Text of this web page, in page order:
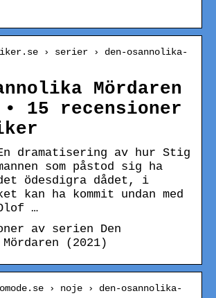
› serier › den-osannolika-
Mördaren
15 recensioner
dramatisering av hur Stig
som påstod sig ha
ödesdigra dådet, i
kan ha kommit undan med
…
av serien Den
(2021)
› noje › den-osannolika-